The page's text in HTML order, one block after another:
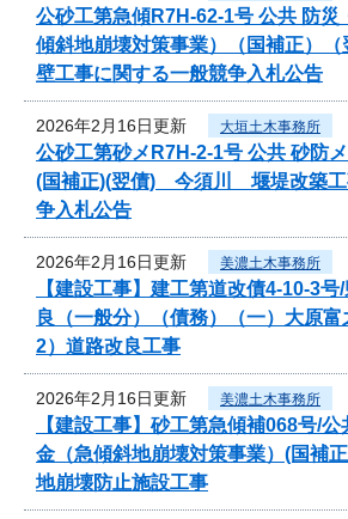
公砂工第急傾R7H-62-1号 公共 防災
傾斜地崩壊対策事業）（国補正）
壁工事に関する一般競争入札公告
2026年2月16日更新 大垣土木事務所
公砂工第砂メR7H-2-1号 公共 砂防
(国補正)(翌債) 今須川 堰堤改築工
争入札公告
2026年2月16日更新 美濃土木事務所
【建設工事】建工第道改債4-10-3
良（一般分）（債務）（一）大原
2）道路改良工事
2026年2月16日更新 美濃土木事務所
【建設工事】砂工第急傾補068号/
金（急傾斜地崩壊対策事業）(国補
地崩壊防止施設工事